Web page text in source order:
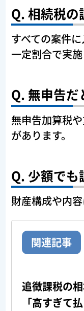
Q. 相続税の
すべての案件
一定割合で実施
Q. 無申告だ
無申告加算税
があります。
Q. 少額でも
財産構成や内容
関連記事
追徴課税の
「高すぎて